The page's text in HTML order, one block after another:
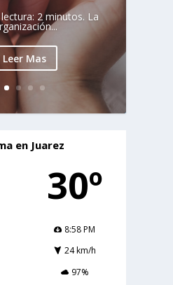
2 minutos. La
Leer Mas
en Juarez
30º
8:58 PM
24 km/h
97%